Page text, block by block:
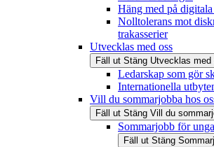
Häng med på
Nolltolerans mot
trakasserier
Utvecklas med oss
Fäll ut Stäng Utvecklas med
Ledarskap som gör
Internationella
Vill du sommarjobba hos
Fäll ut Stäng Vill du
Sommarjobb för unga
Fäll ut Stäng